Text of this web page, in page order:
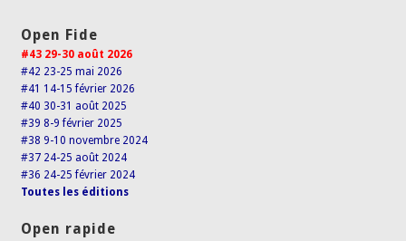
Open Fide
#43 29-30 août 2026
#42 23-25 mai 2026
#41 14-15 février 2026
#40 30-31 août 2025
#39 8-9 février 2025
#38 9-10 novembre 2024
#37 24-25 août 2024
#36 24-25 février 2024
Toutes les éditions
Open rapide